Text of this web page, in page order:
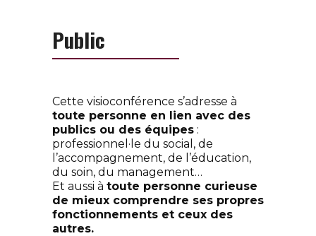
Public
Cette visioconférence s’adresse à
toute personne en lien avec des
publics ou des équipes :
professionnel·le du social, de
l’accompagnement, de l’éducation,
du soin, du management…
Et aussi à toute personne curieuse
de mieux comprendre ses propres
fonctionnements et ceux des
autres.